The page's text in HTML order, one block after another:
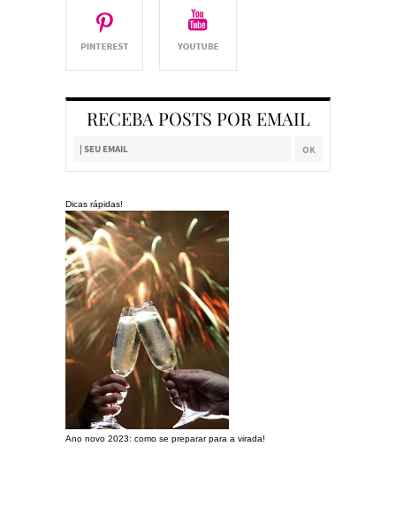
RECEBA POSTS POR EMAIL
Dicas rápidas!
Ano novo 2023: como se preparar para a virada!